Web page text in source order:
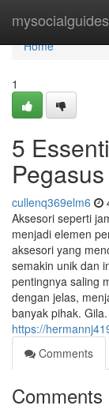
mysocialguides
Home
Home
1
5
cullenq369elm6
Aksesori seperti
menjadi elemen
aksesori yang
semakin unik dan
pentingnya saling
dengan jelas,
banyak pihak. Gila.
https://
Comments
Comments